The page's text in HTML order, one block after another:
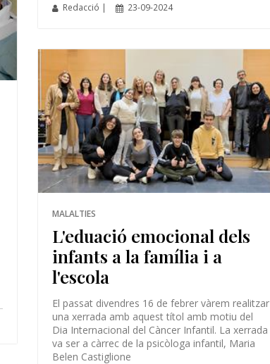
Redacció | 23-09-2024
MALALTIES
L'eduació emocional dels
infants a la família i a
l'escola
El passat divendres 16 de febrer vàrem realitzar
una xerrada amb aquest títol amb motiu del
Dia Internacional del Càncer Infantil. La xerrada
va ser a càrrec de la psicòloga infantil, Maria
Belen Castiglione